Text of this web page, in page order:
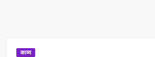
काव्य